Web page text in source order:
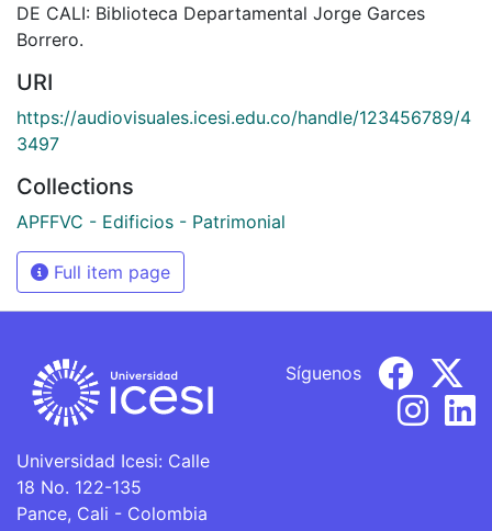
DE CALI: Biblioteca Departamental Jorge Garces
Borrero.
URI
https://audiovisuales.icesi.edu.co/handle/123456789/4
3497
Collections
APFFVC - Edificios - Patrimonial
Full item page
Universidad Icesi: Calle
18 No. 122-135
Pance, Cali - Colombia
Síguenos